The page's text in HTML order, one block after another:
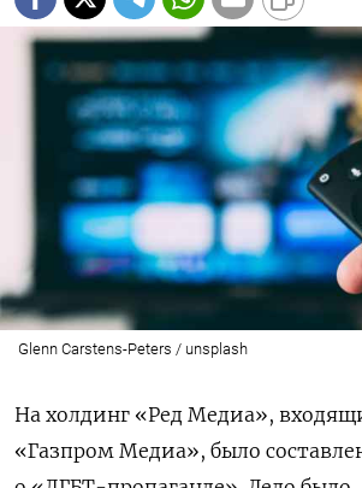
Glenn Carstens-Peters / unsplash
На холдинг «Ред Медиа»,
«Газпром Медиа», было